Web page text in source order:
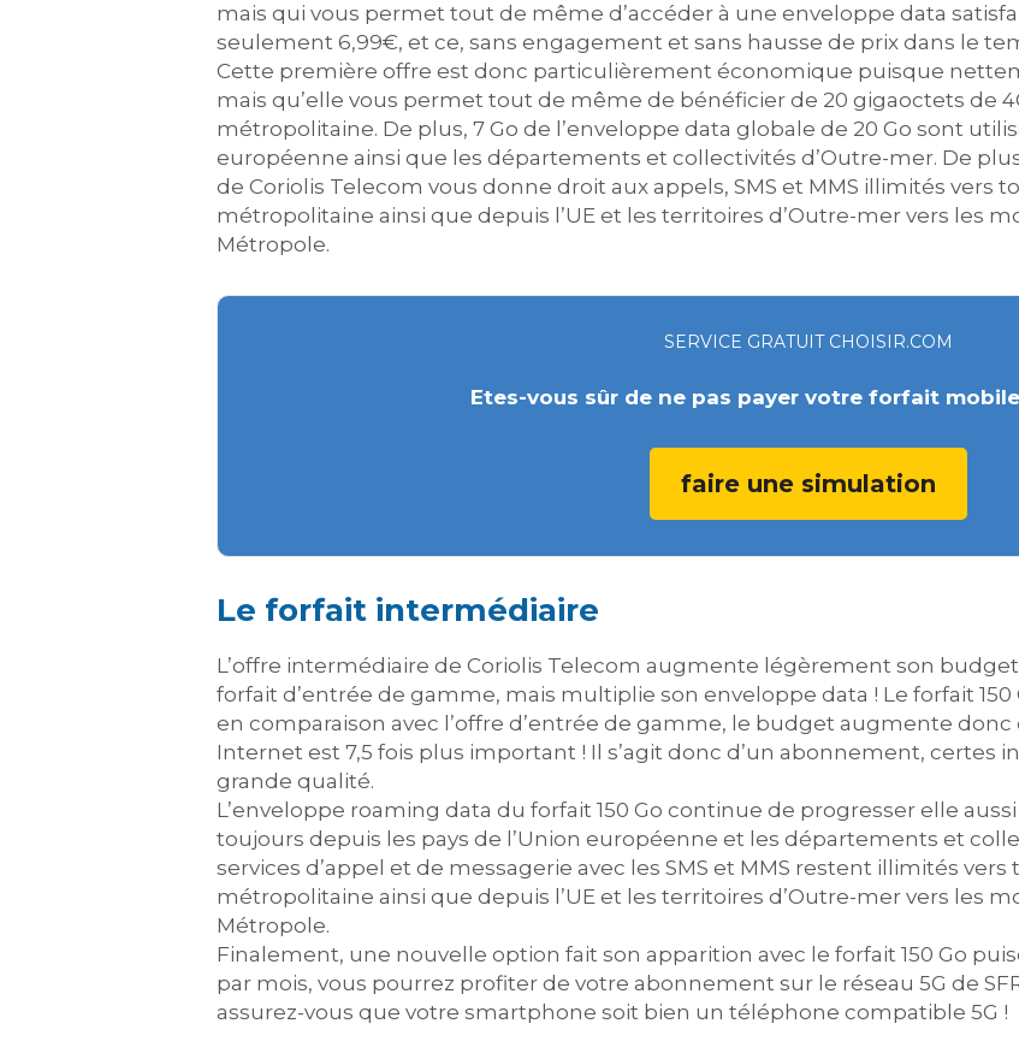
mais qui vous permet tout de même d’accéder à une enveloppe data
seulement 6,99€, et ce, sans engagement et sans hausse de prix dans le
Cette première offre est donc particulièrement économique puisque
mais qu’elle vous permet tout de même de bénéficier de 20 gigaoctets de
métropolitaine. De plus, 7 Go de l’enveloppe data globale de 20 Go sont
européenne ainsi que les départements et collectivités d’Outre-mer. De
de Coriolis Telecom vous donne droit aux appels, SMS et MMS illimités vers
métropolitaine ainsi que depuis l’UE et les territoires d’Outre-mer vers les
Métropole.
SERVICE GRATUIT CHOISIR.COM
Etes-vous sûr de ne pas payer votre forfait
faire une simulation
Le forfait intermédiaire
L’offre intermédiaire de Coriolis Telecom augmente légèrement son
forfait d’entrée de gamme, mais multiplie son enveloppe data ! Le forfait 150
en comparaison avec l’offre d’entrée de gamme, le budget augmente donc
Internet est 7,5 fois plus important ! Il s’agit donc d’un abonnement, certes
grande qualité.
L’enveloppe roaming data du forfait 150 Go continue de progresser elle
toujours depuis les pays de l’Union européenne et les départements et
services d’appel et de messagerie avec les SMS et MMS restent illimités
métropolitaine ainsi que depuis l’UE et les territoires d’Outre-mer vers les
Métropole.
Finalement, une nouvelle option fait son apparition avec le forfait 150 Go
par mois, vous pourrez profiter de votre abonnement sur le réseau 5G de
assurez-vous que votre smartphone soit bien un téléphone compatible 5G !